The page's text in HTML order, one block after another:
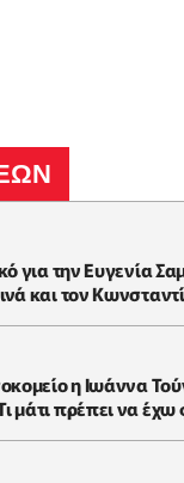
για την Ευγενία
και τον
η Ιωάννα
μάτι πρέπει να έχω